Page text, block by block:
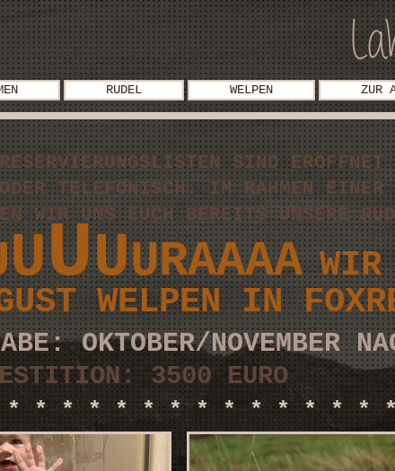
RUDEL WELPEN ZUR
SIND ER
TELEFONISCH. IM RAHMEN EINER
WIR UNS EUCH BEREITS UNSERE
UUUURAAAA WIR
WELPEN IN
OKTOBER/NOVEMBER
3500 EURO
* * * * * * * * * * * * * *